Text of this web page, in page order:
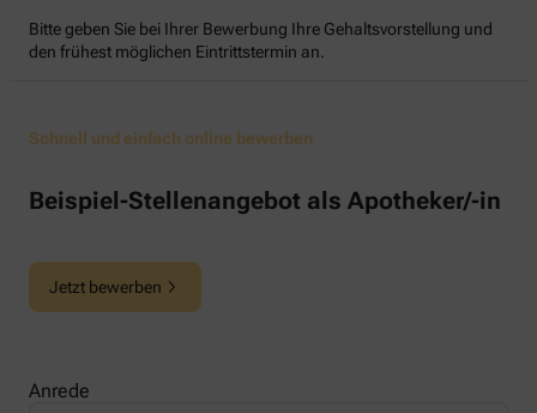
Bitte geben Sie bei Ihrer Bewerbung Ihre Gehaltsvorstellung und
den frühest möglichen Eintrittstermin an.
Schnell und einfach online bewerben
Beispiel-Stellenangebot als Apotheker/-in
Jetzt bewerben
Anrede